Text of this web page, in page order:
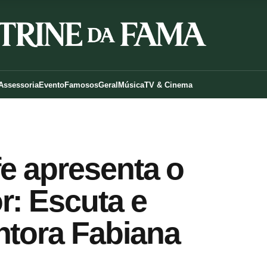
EventoFamososGeral MúsicaTV & Cinema
apresenta o
Escuta e
Fabiana